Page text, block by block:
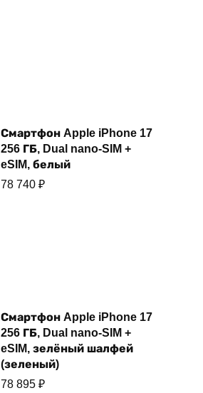
Купить
Смартфон Apple iPhone 17
256 ГБ, Dual nano-SIM +
eSIM, белый
78 740 ₽
Купить
Смартфон Apple iPhone 17
256 ГБ, Dual nano-SIM +
eSIM, зелёный шалфей
(зеленый)
78 895 ₽